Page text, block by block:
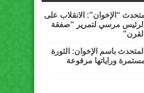
“الإخوان”: الانقلاب على
الرئيس مرسي لتمرير “صفقة
القرن”
المتحدث باسم الإخوان: الثورة
وراياتها مرفوعة